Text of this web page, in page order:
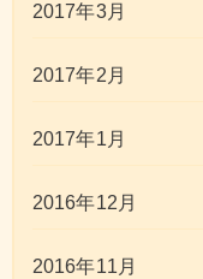
2017年3月
2017年2月
2017年1月
2016年12月
2016年11月